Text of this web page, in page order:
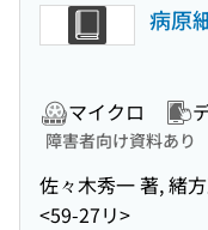
病原
マイクロ
障害者向け資料あり
佐々木秀一 著, 緒
<59-27リ>